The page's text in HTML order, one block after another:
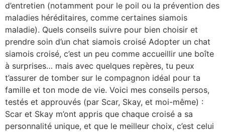
d’entretien (notamment pour le poil ou la prévention des
maladies héréditaires, comme certaines siamois
maladie). Quels conseils suivre pour bien choisir et
prendre soin d’un chat siamois croisé Adopter un chat
siamois croisé, c’est un peu comme accueillir une boîte
à surprises… mais avec quelques repères, tu peux
t’assurer de tomber sur le compagnon idéal pour ta
famille et ton mode de vie. Voici mes conseils persos,
testés et approuvés (par Scar, Skay, et moi-même) :
Scar et Skay m’ont appris que chaque croisé a sa
personnalité unique, et que le meilleur choix, c’est celui